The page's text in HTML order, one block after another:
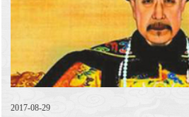
2017-08-29